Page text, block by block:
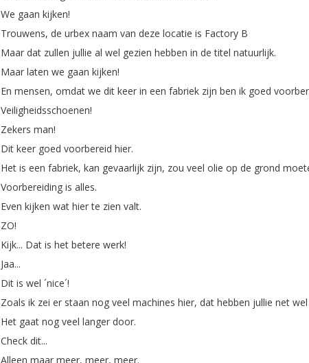
We gaan kijken!
Trouwens, de urbex naam van deze locatie is Factory B
Maar dat zullen jullie al wel gezien hebben in de titel natuurlijk.
Maar laten we gaan kijken!
En mensen, omdat we dit keer in een fabriek zijn ben ik goed
Veiligheidsschoenen!
Zekers man!
Dit keer goed voorbereid hier.
Het is een fabriek, kan gevaarlijk zijn, zou veel olie op de grond
Voorbereiding is alles.
Even kijken wat hier te zien valt.
ZO!
Kijk... Dat is het betere werk!
Jaa...
Dit is wel ´nice´!
Zoals ik zei er staan nog veel machines hier, dat hebben jullie net wel
Het gaat nog veel langer door.
Check dit...
Alleen maar meer, meer, meer.